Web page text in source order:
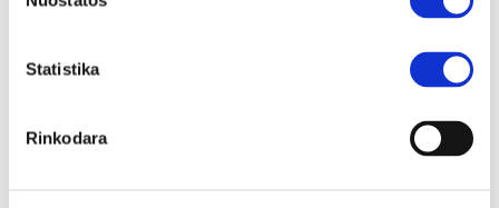
Statistika
Rinkodara